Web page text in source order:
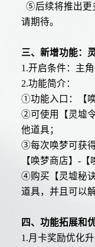
⑤后续将推出更
请期待。
三、新增功能：
1.开启条件：主角
2.功能简介：
①功能入口：【
②可使用【灵墟
他道具；
③每次唤梦可获
【唤梦商店】-【
④购买【灵墟秘
道具，并且可以
四、功能拓展和
1.月卡奖励优化